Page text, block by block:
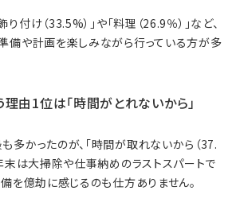
付け（33.5%）」や「料理（26.9％）」など、
備や計画を楽しみながら行っている方が多
由1位は「時間がとれないから」
多かったのが、「時間が取れないから（37.
末は大掃除や仕事納めのラストスパートで
を億劫に感じるのも仕方ありません。